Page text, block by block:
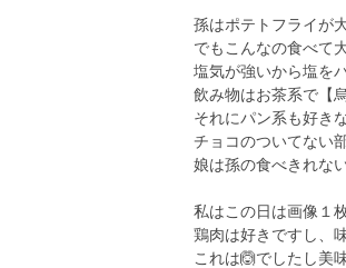
孫はポテトフライが
でもこんなの食べて
塩気が強いから塩を
飲み物はお茶系で【
それにパン系も好き
チョコのついてない
娘は孫の食べきれな
私はこの日は画像１
鶏肉は好きですし、
これは🙆でしたし美